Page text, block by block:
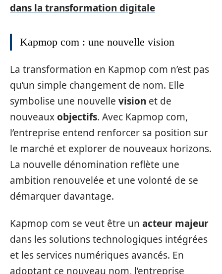
dans la transformation digitale
Kapmop com : une nouvelle vision
La transformation en Kapmop com n’est pas
qu’un simple changement de nom. Elle
symbolise une nouvelle vision et de
nouveauxobjectifs. Avec Kapmop com,
l’entreprise entend renforcer sa position sur
le marché et explorer de nouveaux horizons.
La nouvelle dénomination reflète une
ambition renouvelée et une volonté de se
démarquer davantage.
Kapmop com se veut être un acteur majeur
dans les solutions technologiques intégrées
et les services numériques avancés. En
adoptant ce nouveau nom, l’entreprise